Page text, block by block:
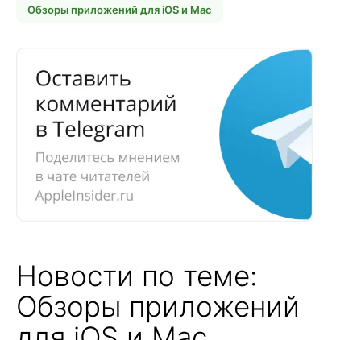
Обзоры приложений для iOS и Mac
Новости по теме:
Обзоры приложений